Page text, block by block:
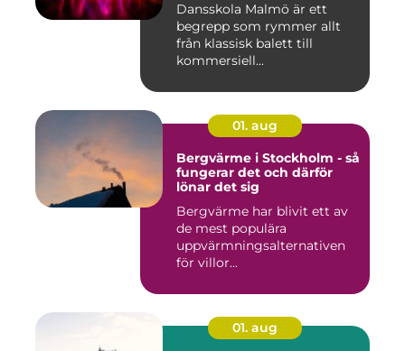
Dansskola Malmö är ett
begrepp som rymmer allt
från klassisk balett till
kommersiell...
01. aug
Bergvärme i Stockholm - så
fungerar det och därför
lönar det sig
Bergvärme har blivit ett av
de mest populära
uppvärmningsalternativen
för villor...
01. aug